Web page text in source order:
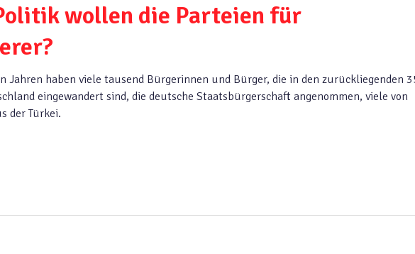
wollen die Parteien für
Jahren haben viele tausend Bürgerinnen und Bürger, die in den zurückliegenden
eingewandert sind, die deutsche Staatsbürgerschaft angenommen, viele von
der Türkei.